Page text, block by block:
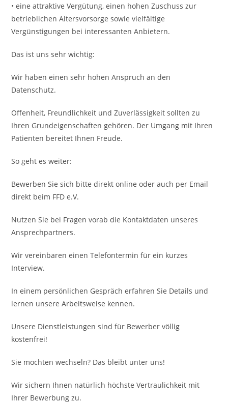
• eine attraktive Vergütung, einen hohen Zuschuss zur
betrieblichen Altersvorsorge sowie vielfältige
Vergünstigungen bei interessanten Anbietern.
Das ist uns sehr wichtig:
Wir haben einen sehr hohen Anspruch an den
Datenschutz.
Offenheit, Freundlichkeit und Zuverlässigkeit sollten zu
Ihren Grundeigenschaften gehören. Der Umgang mit Ihren
Patienten bereitet Ihnen Freude.
So geht es weiter:
Bewerben Sie sich bitte direkt online oder auch per Email
direkt beim FFD e.V.
Nutzen Sie bei Fragen vorab die Kontaktdaten unseres
Ansprechpartners.
Wir vereinbaren einen Telefontermin für ein kurzes
Interview.
In einem persönlichen Gespräch erfahren Sie Details und
lernen unsere Arbeitsweise kennen.
Unsere Dienstleistungen sind für Bewerber völlig
kostenfrei!
Sie möchten wechseln? Das bleibt unter uns!
Wir sichern Ihnen natürlich höchste Vertraulichkeit mit
Ihrer Bewerbung zu.